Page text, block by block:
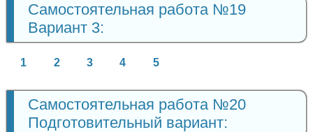
Самостоятельная работа №19
Вариант 3:
1 2 3 4 5
Самостоятельная работа №20
Подготовительный вариант: